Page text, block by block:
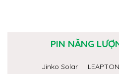
PIN NĂNG
Jinko Solar